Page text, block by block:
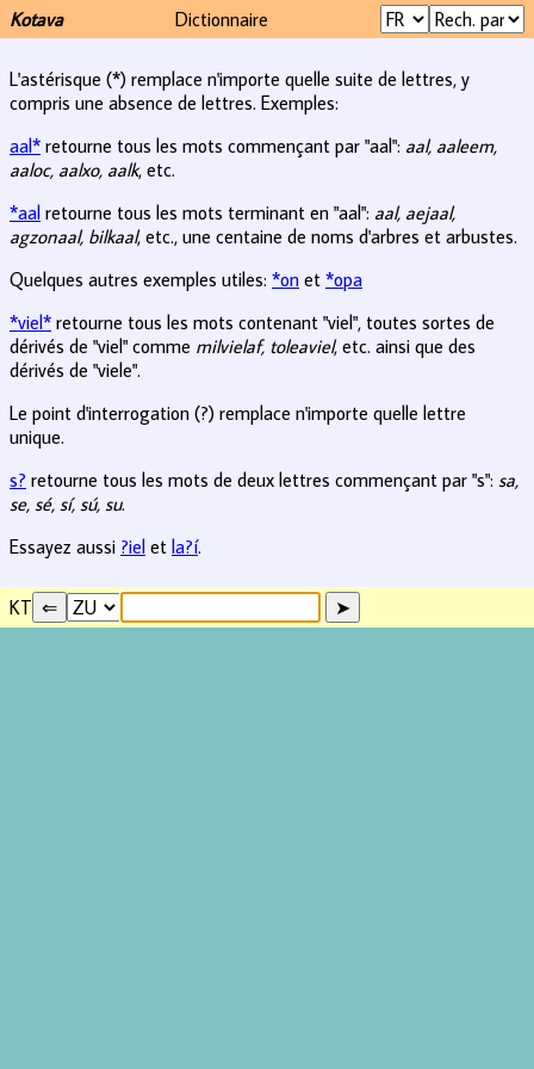
Kotava Dictionnaire
L'astérisque (*) remplace n'importe quelle suite de lettres, y
compris une absence de lettres. Exemples:
aal* retourne tous les mots commençant par "aal": aal, aaleem,
aaloc, aalxo, aalk, etc.
*aal retourne tous les mots terminant en "aal": aal, aejaal,
agzonaal, bilkaal, etc., une centaine de noms d'arbres et arbustes.
Quelques autres exemples utiles: *on et *opa
*viel* retourne tous les mots contenant "viel", toutes sortes de
dérivés de "viel" comme milvielaf, toleaviel, etc. ainsi que des
dérivés de "viele".
Le point d'interrogation (?) remplace n'importe quelle lettre
unique.
s? retourne tous les mots de deux lettres commençant par "s": sa,
se, sé, sí, sú, su.
Essayez aussi ?iel et la?í.
KT